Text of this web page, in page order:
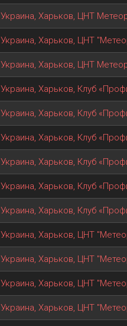
Украина, Харьков, ЦНТ
Украина, Харьков, ЦНТ
Украина, Харьков, ЦНТ
Украина, Харьков, Клуб
Украина, Харьков, Клуб
Украина, Харьков, Клуб
Украина, Харьков, Клуб
Украина, Харьков, Клуб
Украина, Харьков, Клуб
Украина, Харьков, ЦНТ
Украина, Харьков, ЦНТ
Украина, Харьков, ЦНТ
Украина, Харьков, ЦНТ